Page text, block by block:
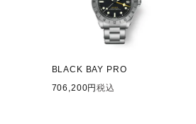
BLACK BAY PRO
706,200
税込